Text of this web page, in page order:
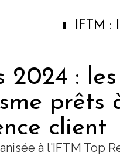
IFTM :
2024 :
prêts
client
à l'IFTM Top